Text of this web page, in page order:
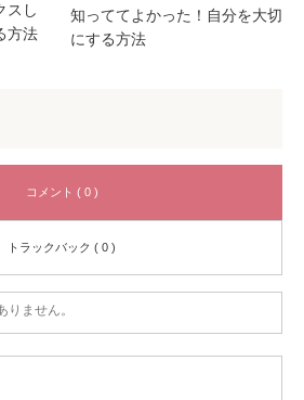
スし
方法
知っててよかった！自分を大切
にする方法
コメント ( 0 )
トラックバック ( 0 )
りません。